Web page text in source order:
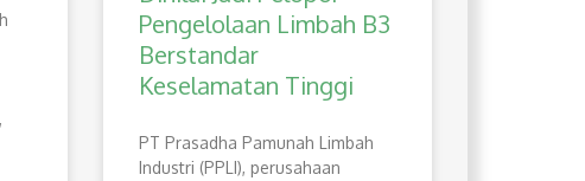
Pengelolaan Limbah B3
Berstandar
Keselamatan Tinggi
PT Prasadha Pamunah Limbah
Industri (PPLI), perusahaan